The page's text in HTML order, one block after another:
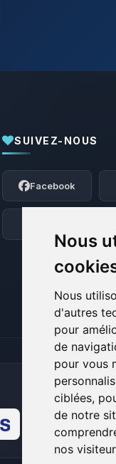
Nous
Nous
d'autres
pour
de
pour vous
ciblées,
de notre
nos
SUIVEZ-NOUS
Facebook
Youpi, enfin quelqu’un
Moi c’est Choupy, ton
BoxToPlay. Dis-moi ce
et je vais remuer mes
09/08/2026 à 14:08